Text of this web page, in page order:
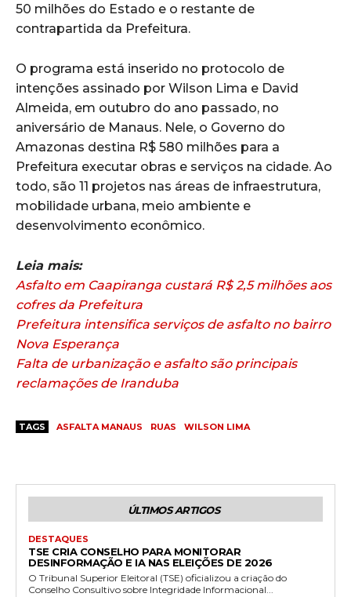
50 milhões do Estado e o restante de
contrapartida da Prefeitura.
O programa está inserido no protocolo de
intenções assinado por Wilson Lima e David
Almeida, em outubro do ano passado, no
aniversário de Manaus. Nele, o Governo do
Amazonas destina R$ 580 milhões para a
Prefeitura executar obras e serviços na cidade. Ao
todo, são 11 projetos nas áreas de infraestrutura,
mobilidade urbana, meio ambiente e
desenvolvimento econômico.
Leia mais:
Asfalto em Caapiranga custará R$ 2,5 milhões aos
cofres da Prefeitura
Prefeitura intensifica serviços de asfalto no bairro
Nova Esperança
Falta de urbanização e asfalto são principais
reclamações de Iranduba
TAGS ASFALTA MANAUS RUAS WILSON LIMA
ÚLTIMOS ARTIGOS
DESTAQUES
TSE CRIA CONSELHO PARA MONITORAR
DESINFORMAÇÃO E IA NAS ELEIÇÕES DE 2026
O Tribunal Superior Eleitoral (TSE) oficializou a criação do
Conselho Consultivo sobre Integridade Informacional...